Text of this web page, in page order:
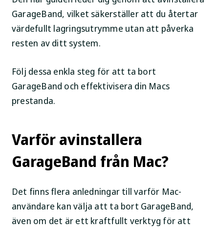
GarageBand, vilket säkerställer att du återtar
värdefullt lagringsutrymme utan att påverka
resten av ditt system.
Följ dessa enkla steg för att ta bort
GarageBand och effektivisera din Macs
prestanda.
Varför avinstallera
GarageBand från Mac?
Det finns flera anledningar till varför Mac-
användare kan välja att ta bort GarageBand,
även om det är ett kraftfullt verktyg för att